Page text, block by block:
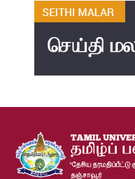
Jul
31
தமிழ்க்கலை –
31
தமிழ்க்கலை –
Jul
20
இளங்கலை முதுகலை
Jul முதுநிலை-பட்டயம்-